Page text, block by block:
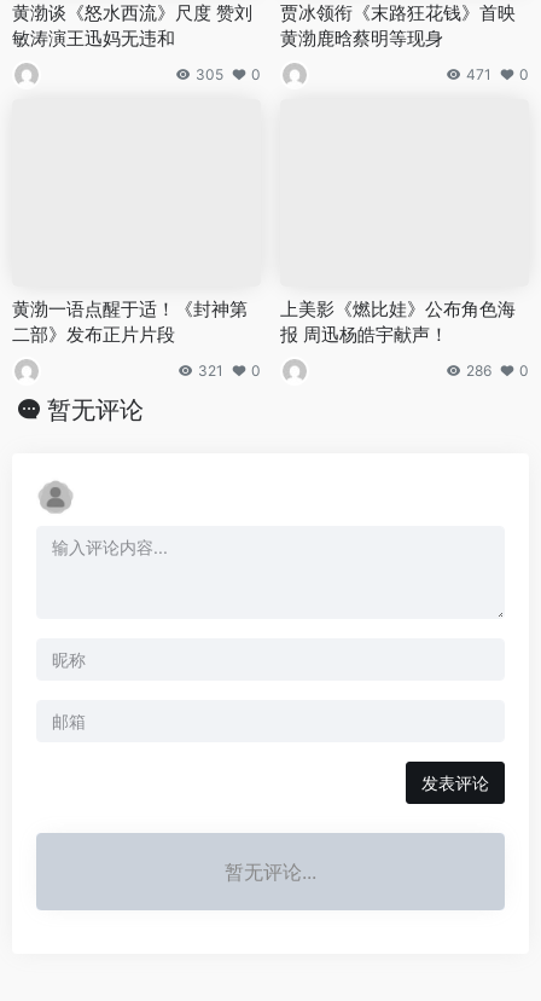
黄渤谈《怒水西流》尺度 赞刘
敏涛演王迅妈无违和
305 0
贾冰领衔《末路狂花钱》首映
黄渤鹿晗蔡明等现身
471 0
黄渤一语点醒于适！《封神第
二部》发布正片片段
321 0
上美影《燃比娃》公布角色海
报 周迅杨皓宇献声！
286 0
暂无评论
发表评论
暂无评论...